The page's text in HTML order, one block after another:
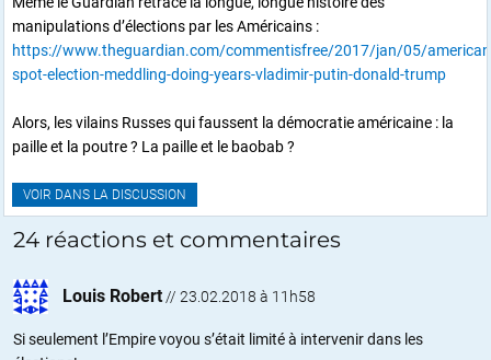
manipulations d’élections par les Américains :
https://www.theguardian.com/commentisfree/2017/jan/05/
spot-election-meddling-doing-years-vladimir-putin-donald-trump
Alors, les vilains Russes qui faussent la démocratie américaine : la
paille et la poutre ? La paille et le baobab ?
VOIR DANS LA DISCUSSION
24 réactions et commentaires
Louis Robert // 23.02.2018 à 11h58
Si seulement l’Empire voyou s’était limité à intervenir dans les